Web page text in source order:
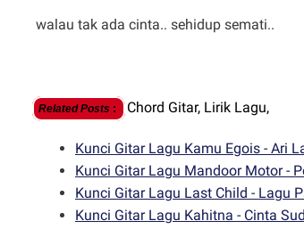
walau tak ada cinta.. sehidup semati..
Related Posts : Chord Gitar, Lirik Lagu,
Kunci Gitar Lagu Kamu Egois - Ari
Kunci Gitar Lagu Mandoor Motor -
Kunci Gitar Lagu Last Child - Lagu
Kunci Gitar Lagu Kahitna - Cinta